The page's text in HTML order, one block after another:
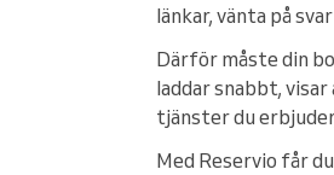
länkar, vänta på
Därför måste din
laddar snabbt,
tjänster du
Med Reservio får